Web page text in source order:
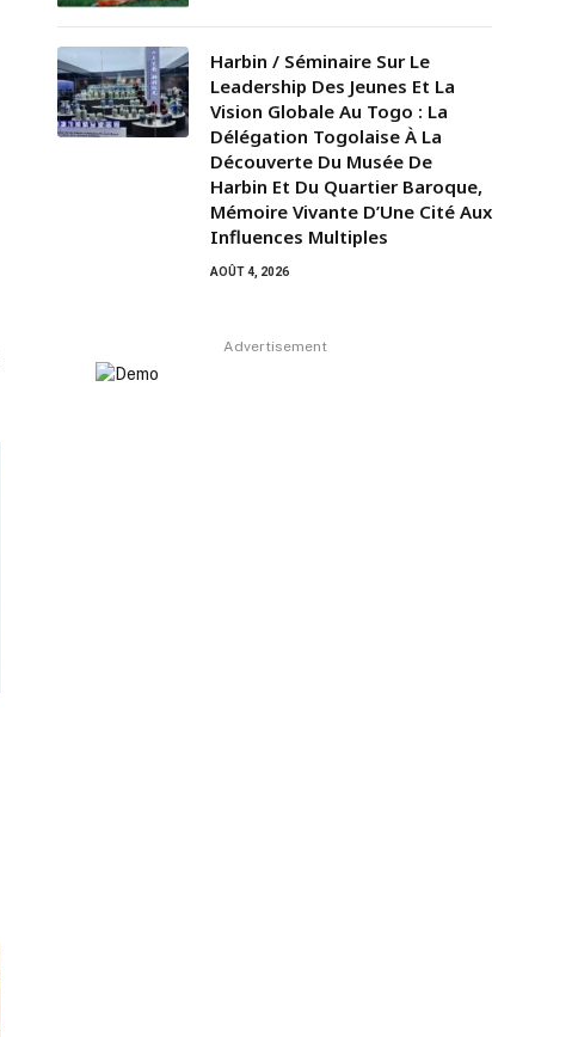
Harbin / Séminaire Sur Le
Leadership Des Jeunes Et La
Vision Globale Au Togo : La
Délégation Togolaise À La
Découverte Du Musée De
Harbin Et Du Quartier Baroque,
Mémoire Vivante D’Une Cité Aux
Influences Multiples
AOÛT 4, 2026
Advertisement